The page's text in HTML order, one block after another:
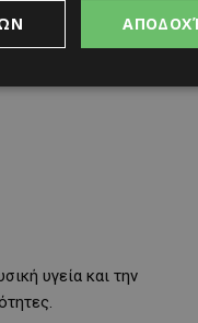
υγεία και την